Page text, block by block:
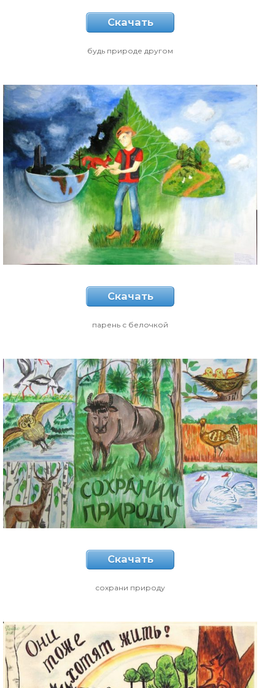
Скачать
будь природе другом
Скачать
парень с белочкой
Скачать
сохрани природу